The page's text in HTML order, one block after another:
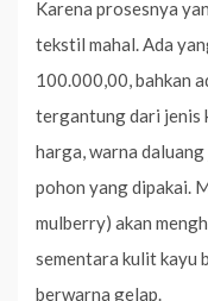
Karena prosesnya
tekstil mahal. Ada
100.000,00, bahkan
tergantung dari jenis
harga, warna
pohon yang dipakai.
mulberry) akan
sementara kulit kayu
berwarna gelap.